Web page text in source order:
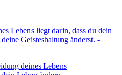
deines Lebens